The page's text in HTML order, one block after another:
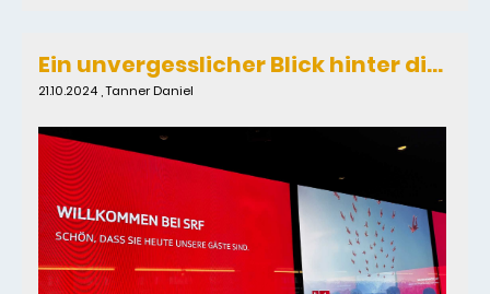
Ein unvergesslicher Blick hinter die Kulissen des SRF – Sportclub Winkel auf Entdeckungsreise
21.10.2024 , Tanner Daniel